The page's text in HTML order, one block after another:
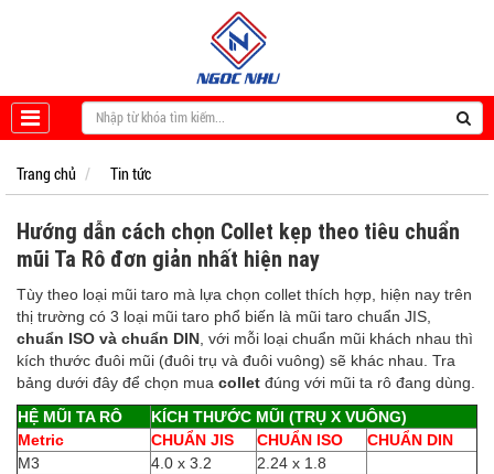
Trang chủ Tin tức
Hướng dẫn cách chọn Collet kẹp theo tiêu chuẩn
mũi Ta Rô đơn giản nhất hiện nay
Tùy theo loại mũi taro mà lựa chọn collet thích hợp, hiện nay trên
thị trường có 3 loại mũi taro phổ biến là mũi taro chuẩn JIS
chuẩn ISO và chuẩn DIN , với mỗi loại chuẩn mũi khách nhau thì
kích thước đuôi mũi (đuôi trụ và đuôi vuông) sẽ khác nhau. Tra
bảng dưới đây để chọn mua collet đúng với mũi ta rô đang dùng.
HỆ MŨI TA RÔ
KÍCH THƯỚC MŨI (TRỤ X VUÔNG)
Metric
CHUẨN JIS CHUẨN ISO
CHUẨN DIN
M3
4.0 x 3.2
2.24 x 1.8